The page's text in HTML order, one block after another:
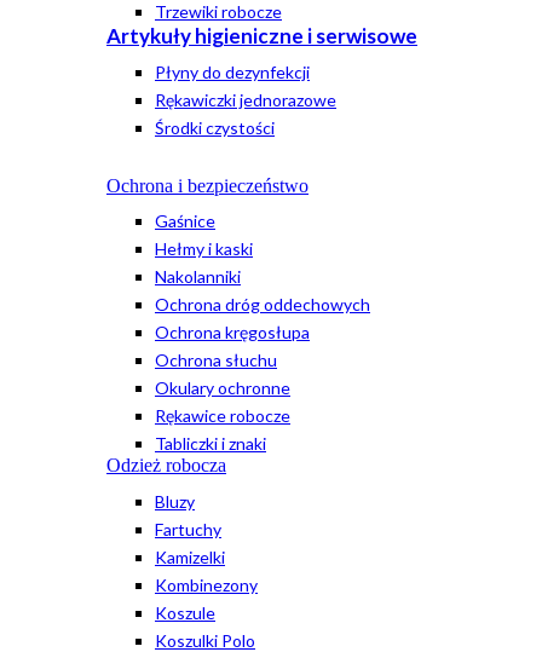
Trzewiki robocze
Artykuły higieniczne i serwisowe
Płyny do dezynfekcji
Rękawiczki jednorazowe
Środki czystości
Ochrona i bezpieczeństwo
Gaśnice
Hełmy i kaski
Nakolanniki
Ochrona dróg oddechowych
Ochrona kręgosłupa
Ochrona słuchu
Okulary ochronne
Rękawice robocze
Tabliczki i znaki
Odzież robocza
Bluzy
Fartuchy
Kamizelki
Kombinezony
Koszule
Koszulki Polo